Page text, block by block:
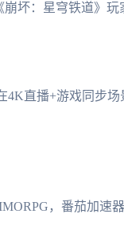
坏：星穹铁道》玩
直播+游戏同步
，番茄加速